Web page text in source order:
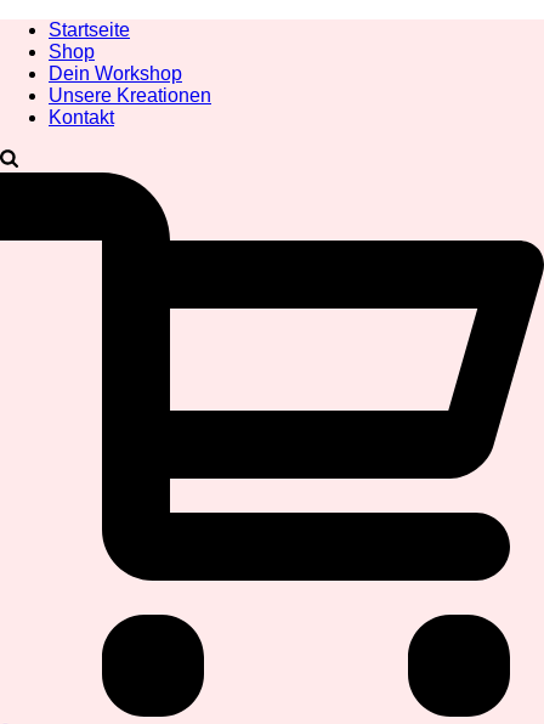
Startseite
Shop
Dein Workshop
Unsere Kreationen
Kontakt